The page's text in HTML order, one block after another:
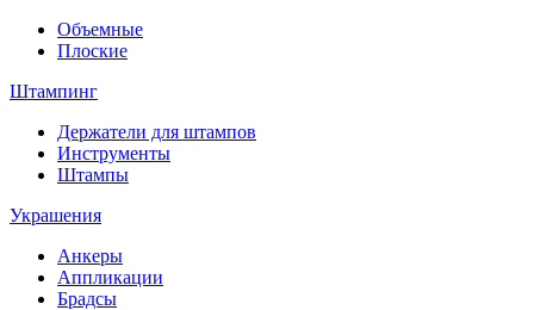
Объемные
Плоские
Штампинг
Держатели для штампов
Инструменты
Штампы
Украшения
Анкеры
Аппликации
Брадсы